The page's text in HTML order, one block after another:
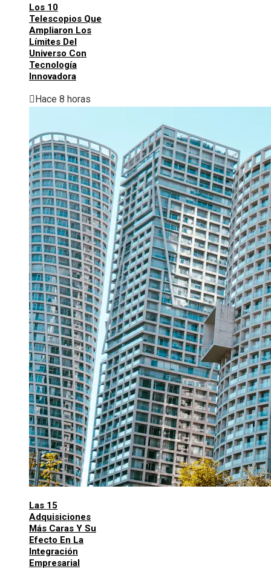
Los 10
Telescopios Que
Ampliaron Los
Límites Del
Universo Con
Tecnología
Innovadora
Hace 8 horas
Las 15
Adquisiciones
Más Caras Y Su
Efecto En La
Integración
Empresarial